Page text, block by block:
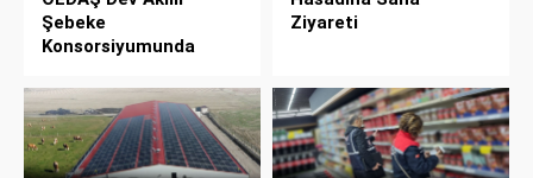
Şebeke
Konsorsiyumunda
Ziyareti